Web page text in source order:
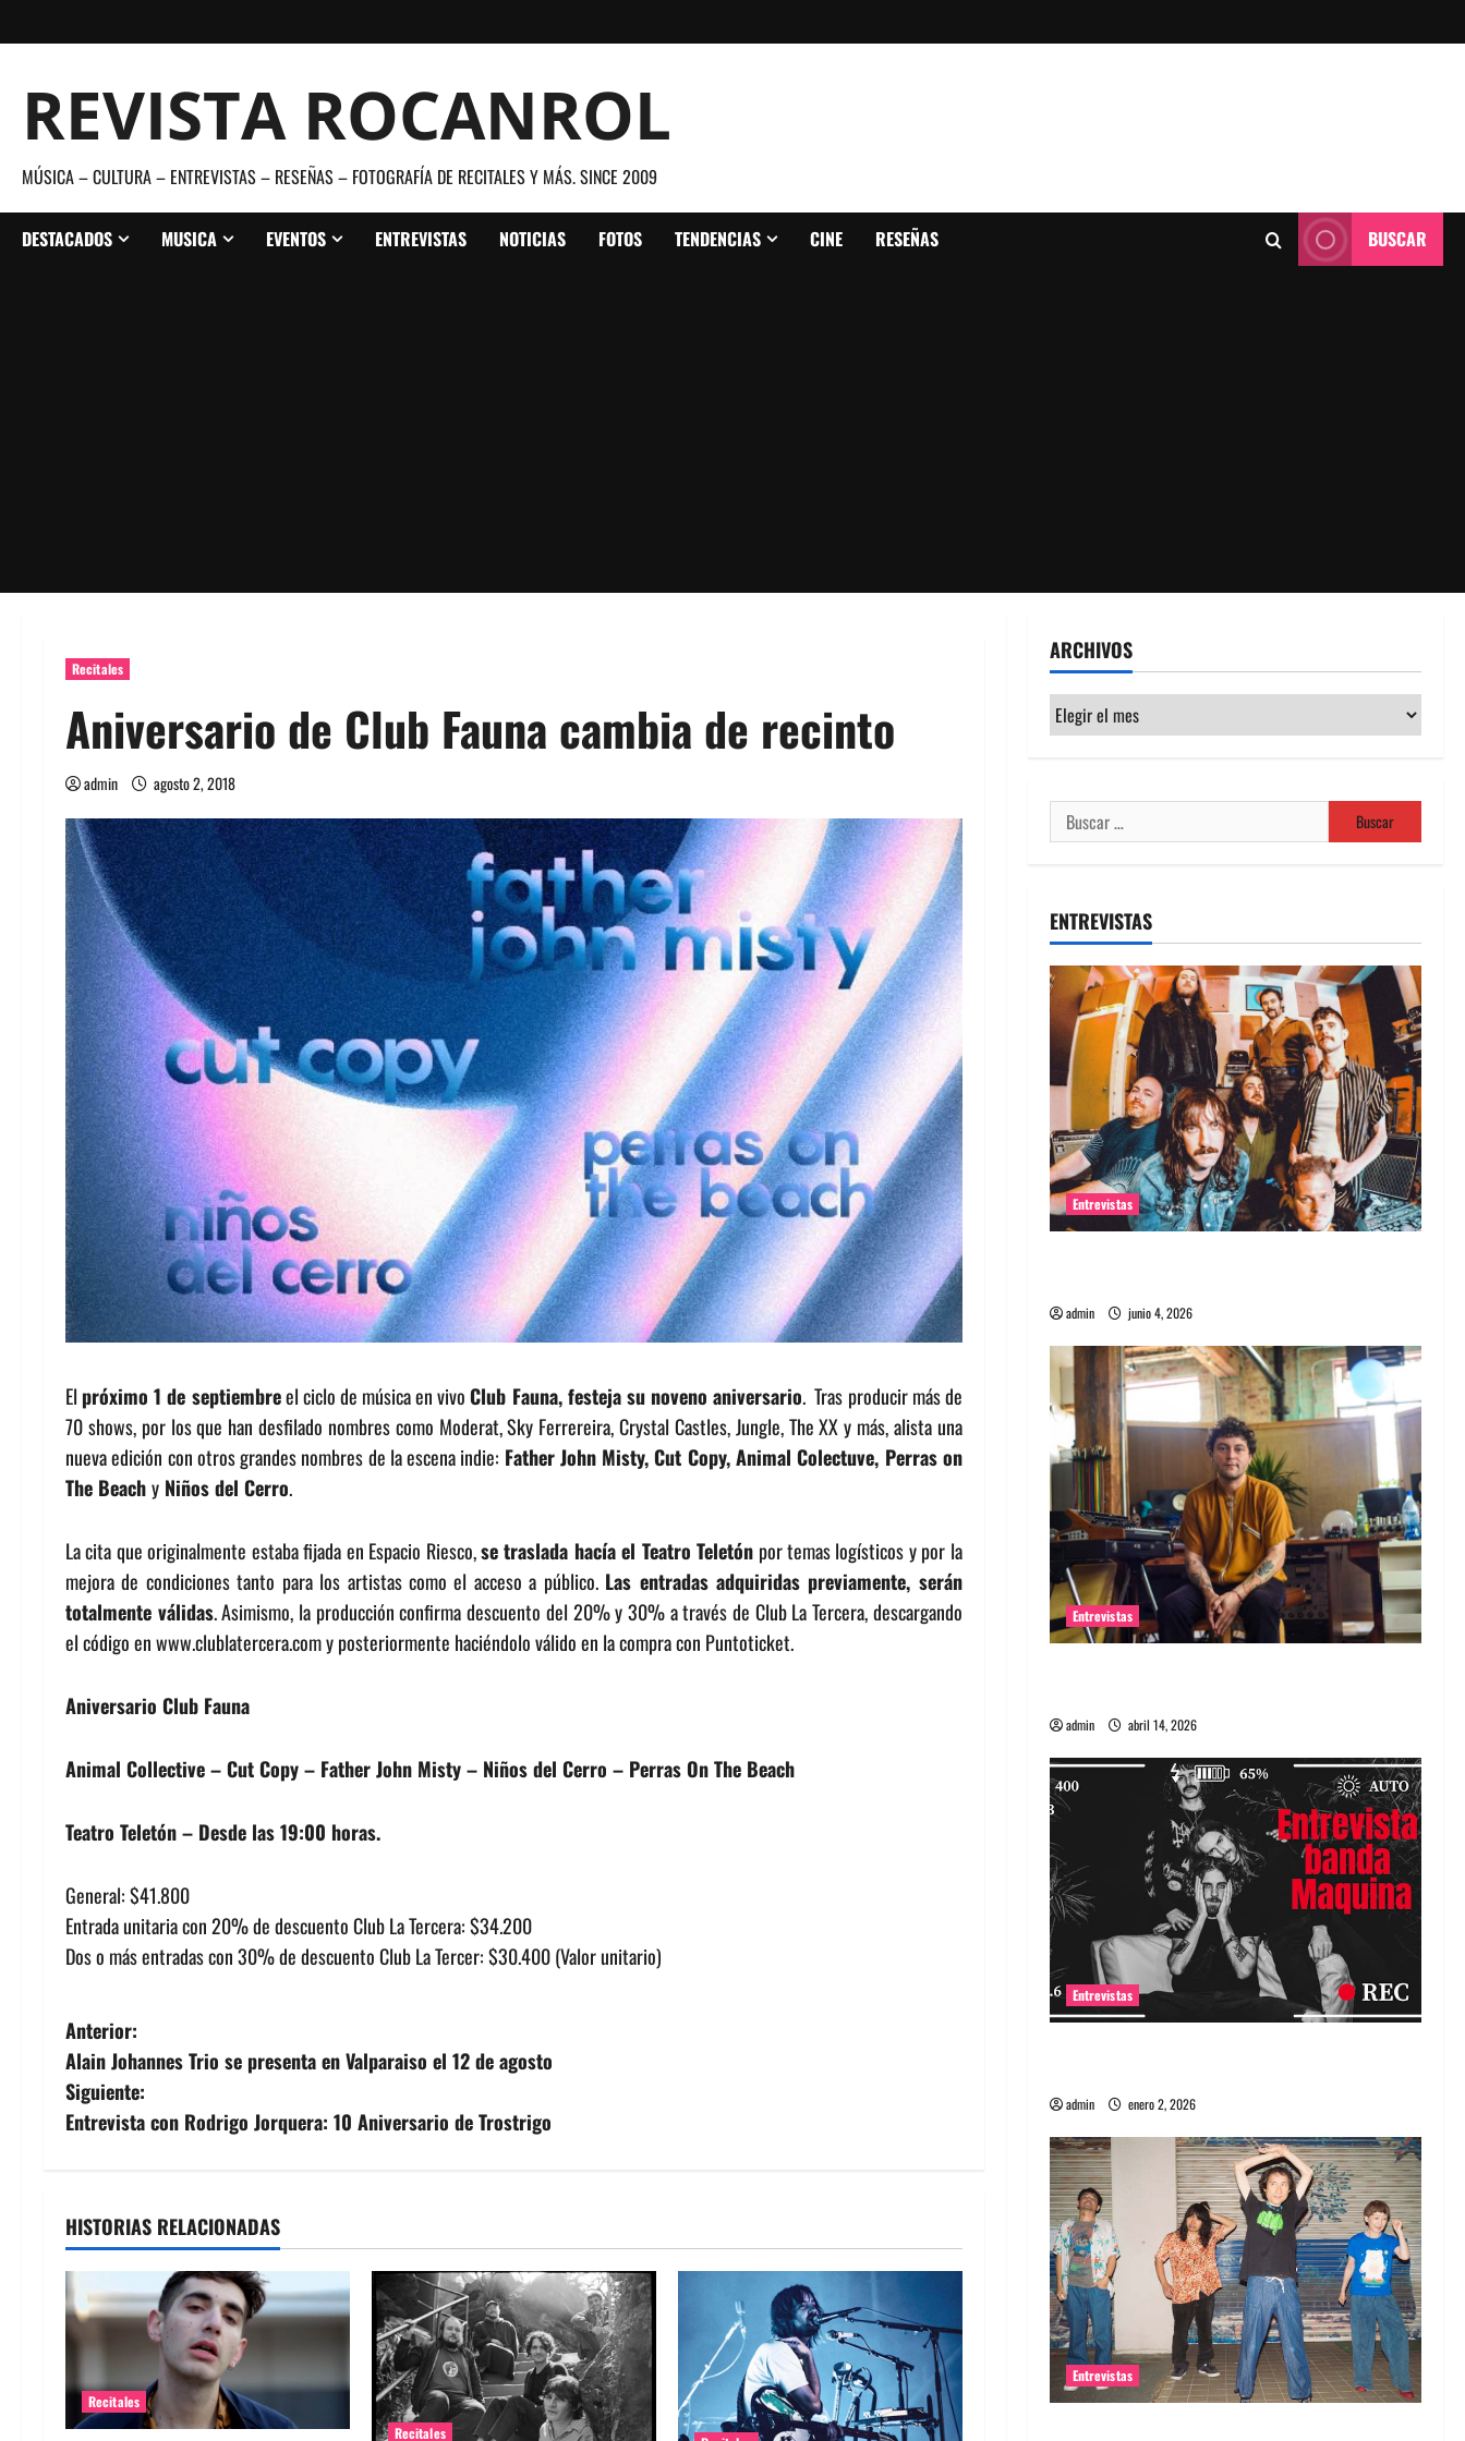
al
REVISTA ROCANROL
MÚSICA – CULTURA – ENTREVISTAS – RESEÑAS – FOTOGRAFÍA DE RECITALES Y MÁS. SINCE 2009
DESTACADOS MUSICA EVENTOS ENTREVISTAS NOTICIAS FOTOS TENDENCIAS CINE RESEÑAS BUSCAR
Recitales
Aniversario de Club Fauna cambia de recinto
admin agosto 2, 2018
El próximo 1 de septiembreel ciclo de música en vivoClub Fauna, festeja su noveno aniversario. Tras producir más de
70 shows, por los que han desfilado nombres como Moderat, Sky Ferrereira, Crystal Castles, Jungle, The XX y más, alista una
nueva edición con otros grandes nombres de la escena indie: Father John Misty,Cut Copy, Animal Colectuve, Perras on
The Beachy Niños del Cerro.
La cita que originalmente estaba fijada en Espacio Riesco,se traslada hacía el Teatro Teletón por temas logísticos y por la
mejora de condiciones tanto para los artistas como el acceso a público. Las entradas adquiridas previamente, serán
totalmente válidas. Asimismo, la producción confirma descuento del 20% y 30% a través de Club La Tercera, descargando
el código en www.clublatercera.com y posteriormente haciéndolo válido en la compra con Puntoticket.
Aniversario Club Fauna
Animal Collective –CutCopy– Father John Misty – Niños del Cerro – Perras On The Beach
Teatro Teletón – Desde las 19:00 horas.
General: $41.800
Entrada unitaria con 20% de descuento Club La Tercera: $34.200
Dos o más entradas con 30% de descuento Club La Tercer: $30.400 (Valor unitario)
N
a
v
g
a
c
i
ó
Anterior:
Alain Johannes Trio se presenta en Valparaiso el 12 de agosto
Siguiente:
Entrevista con Rodrigo Jorquera: 10 Aniversario de Trostrigo
HISTORIAS RELACIONADAS
Recitales
Recitales
ARCHIVOS
Archivos
Buscar:
ENTREVISTAS
Entrevistas
admin junio 4, 2026
Entrevistas
admin abril 14, 2026
Entrevistas
admin enero 2, 2026
Entrevistas